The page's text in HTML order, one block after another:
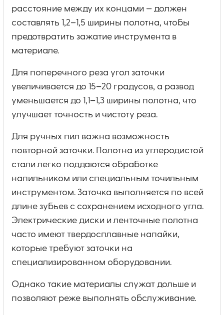
расстояние между их концами — должен
составлять 1,2–1,5 ширины полотна, чтобы
предотвратить зажатие инструмента в
материале.
Для поперечного реза угол заточки
увеличивается до 15–20 градусов, а развод
уменьшается до 1,1–1,3 ширины полотна, что
улучшает точность и чистоту реза.
Для ручных пил важна возможность
повторной заточки. Полотна из углеродистой
стали легко поддаются обработке
напильником или специальным точильным
инструментом. Заточка выполняется по всей
длине зубьев с сохранением исходного угла.
Электрические диски и ленточные полотна
часто имеют твердосплавные напайки,
которые требуют заточки на
специализированном оборудовании.
Однако такие материалы служат дольше и
позволяют реже выполнять обслуживание.